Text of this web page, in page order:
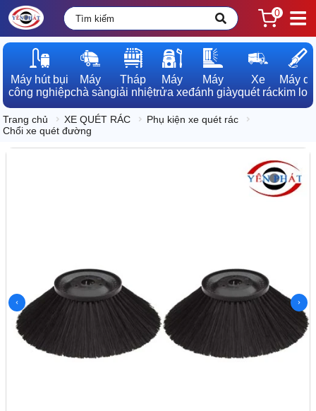
0
Máy hút bụi
công nghiệp
Máy
chà sàn
Tháp
giải nhiệt
Máy
rửa xe
Máy
đánh giày
Xe
quét rác
Máy dò
kim loại
Trang chủ XE QUÉT RÁC
Phụ kiện xe quét rác
Chổi xe quét đường